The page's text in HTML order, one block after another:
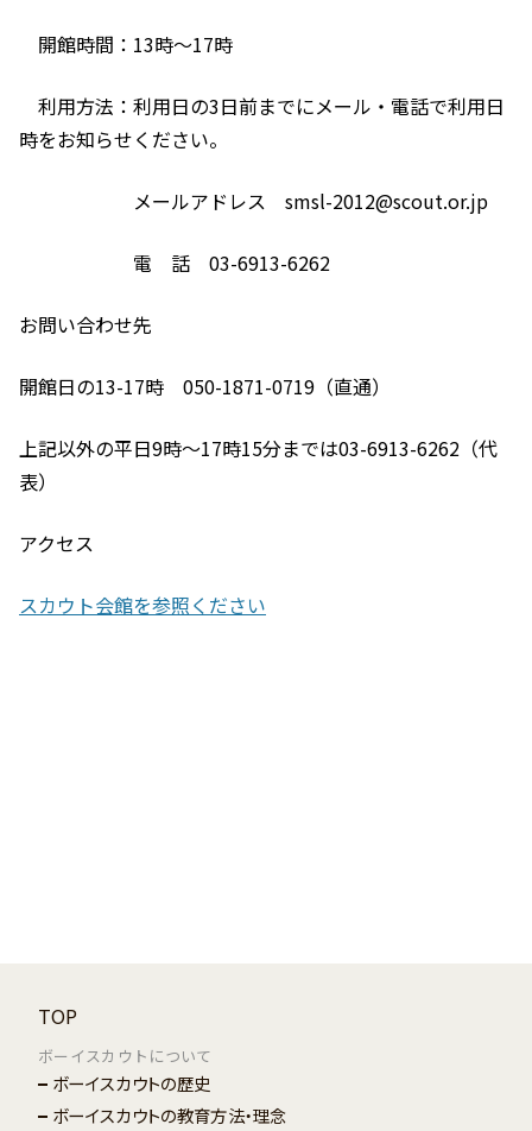
開館時間： 13時～17時
利用方法：利用日の3日前までにメール・電話で利用日
時をお知らせください。
メールアドレス smsl-2012@scout.or.jp
電 話 03-6913-6262
お問い合わせ先
開館日の13-17時 050-1871-0719（直通）
上記以外の平日9時～17時15分までは03-6913-6262（代
表）
アクセス
スカウト会館を参照ください
TOP
ボーイスカウトについて
ボーイスカウトの歴史
ボーイスカウトの教育方法・理念